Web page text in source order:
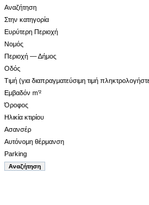
Αναζήτηση
Στην κατηγορία
Ευρύτερη Περιοχή
Νομός
Περιοχή — Δήμος
Οδός
Τιμή (για διαπραγματεύσιμη τιμή
Εμβαδόν m’²
Όροφος
Ηλικία κτιρίου
Ασανσέρ
Αυτόνομη θέρμανση
Parking